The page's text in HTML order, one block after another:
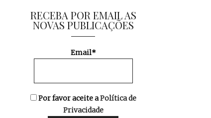
RECEBA POR EMAIL AS
NOVAS PUBLICAÇÕES
Email*
Por favor aceite aPolítica de
Privacidade